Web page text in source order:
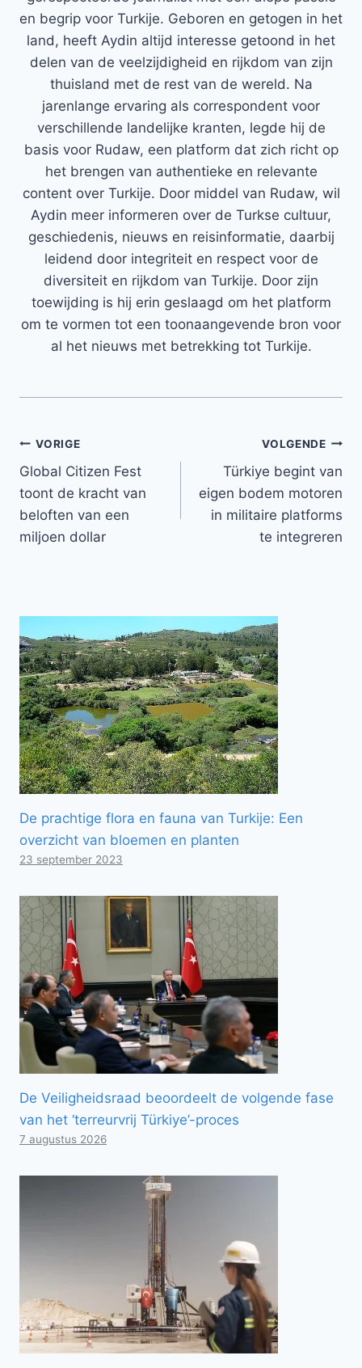
en begrip voor Turkije. Geboren en getogen in het
land, heeft Aydin altijd interesse getoond in het
delen van de veelzijdigheid en rijkdom van zijn
thuisland met de rest van de wereld. Na
jarenlange ervaring als correspondent voor
verschillende landelijke kranten, legde hij de
basis voor Rudaw, een platform dat zich richt op
het brengen van authentieke en relevante
content over Turkije. Door middel van Rudaw, wil
Aydin meer informeren over de Turkse cultuur,
geschiedenis, nieuws en reisinformatie, daarbij
leidend door integriteit en respect voor de
diversiteit en rijkdom van Turkije. Door zijn
toewijding is hij erin geslaagd om het platform
om te vormen tot een toonaangevende bron voor
al het nieuws met betrekking tot Turkije.
Bericht
navigatie
VORIGE
Global Citizen Fest
toont de kracht van
beloften van een
miljoen dollar
VOLGENDE
Türkiye begint van
eigen bodem motoren
in militaire platforms
te integreren
De prachtige flora en fauna van Turkije: Een
overzicht van bloemen en planten
23 september 2023
De Veiligheidsraad beoordeelt de volgende fase
van het ‘terreurvrij Türkiye’-proces
7 augustus 2026